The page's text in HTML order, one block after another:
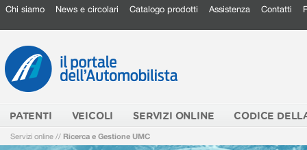
Chi siamo News e circolari Catalogo prodotti Assistenza Contatti
PATENTI VEICOLI SERVIZI ONLINE CODICE
Servizi online // Ricerca e Gestione UMC